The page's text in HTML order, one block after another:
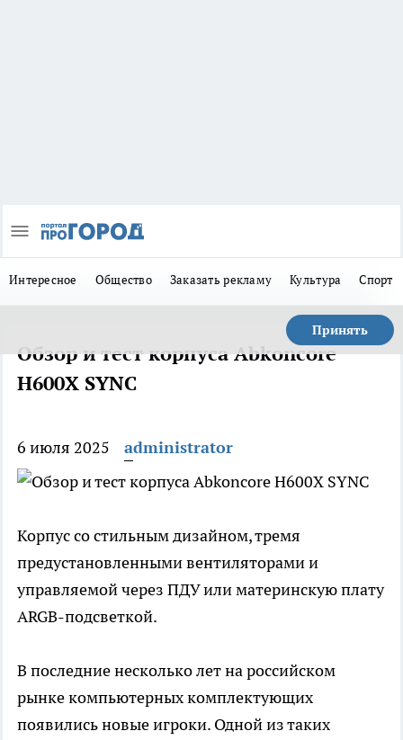
Интересное Общество Заказать рекламу Культура Спорт
Принять
Обзор и тест корпуса Abkoncore
H600X SYNC
6 июля 2025 administrator
Корпус со стильным дизайном, тремя
предустановленными вентиляторами и
управляемой через ПДУ или материнскую плату
ARGB-подсветкой.
В последние несколько лет на российском
рынке компьютерных комплектующих
появились новые игроки. Одной из таких